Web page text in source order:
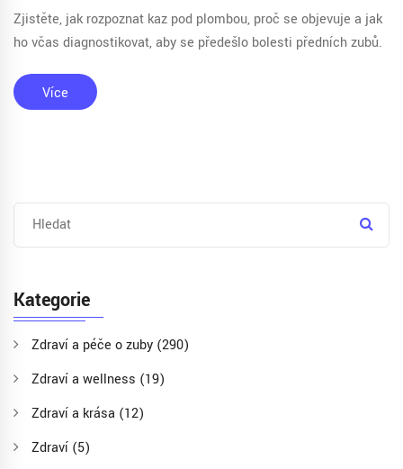
Zjistěte, jak rozpoznat kaz pod plombou, proč se objevuje a jak
ho včas diagnostikovat, aby se předešlo bolesti předních zubů.
Více
Kategorie
Zdraví a péče o zuby (290)
Zdraví a wellness (19)
Zdraví a krása (12)
Zdraví (5)